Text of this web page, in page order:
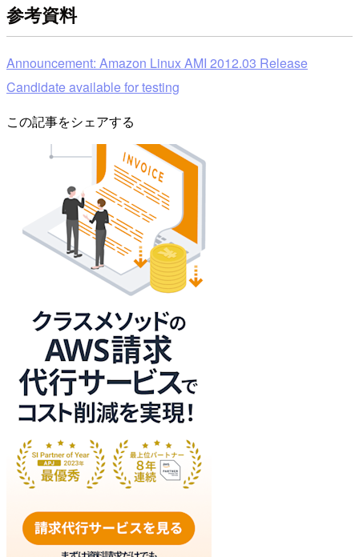
参考資料
Announcement: Amazon Linux AMI 2012.03 Release
Candidate available for testing
この記事をシェアする